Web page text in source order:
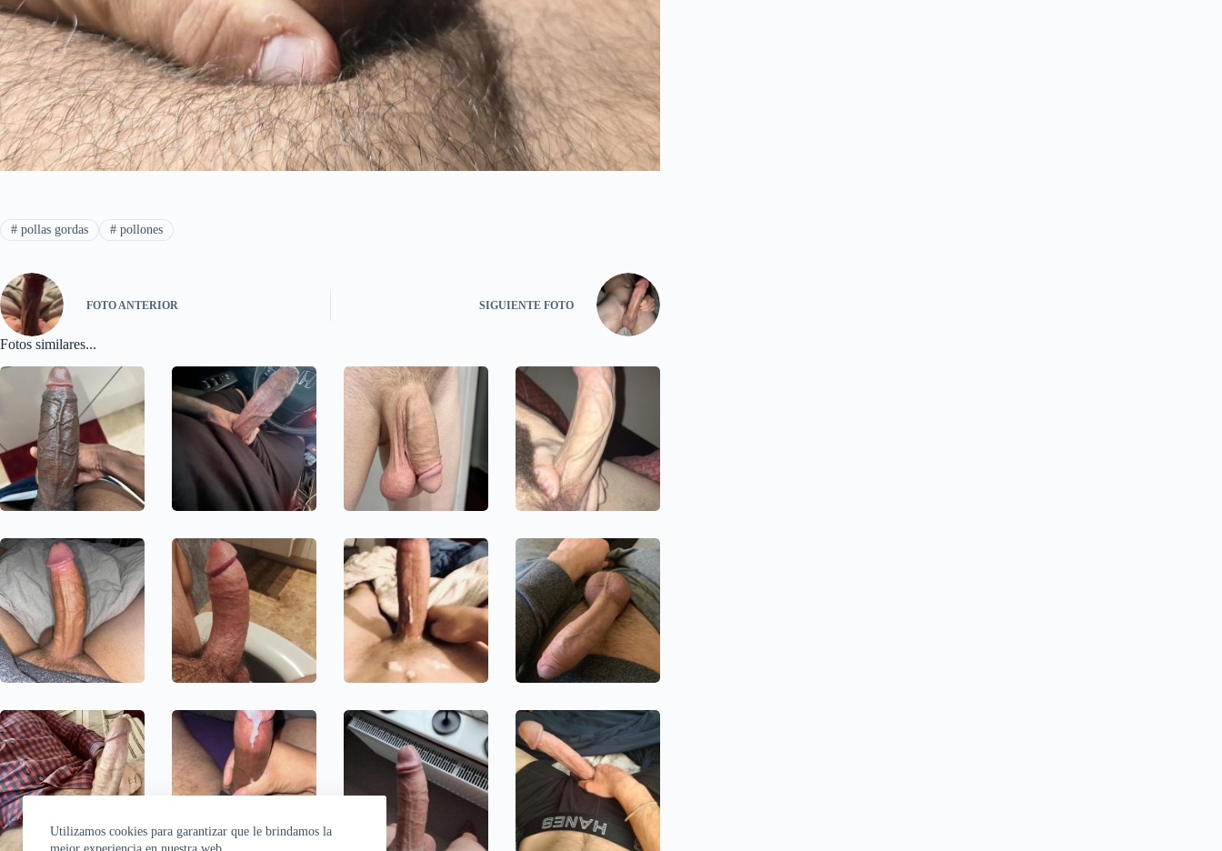
Utilizamos cookies para garantizar que le brindamos la
#pollas gordas #pollones
FOTOANTERIOR SIGUIENTE FOTO
Fotos similares...